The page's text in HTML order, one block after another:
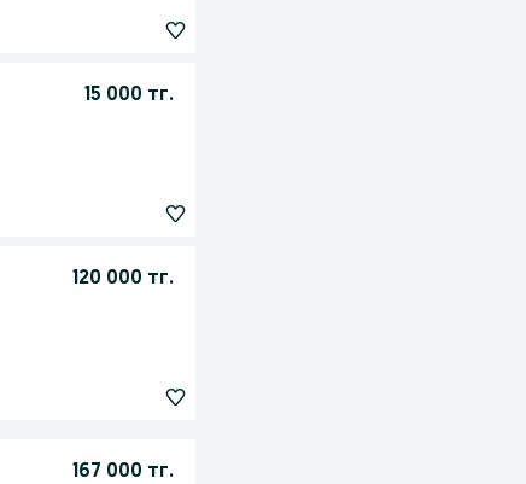
15 000 тг.
120 000 тг.
167 000 тг.